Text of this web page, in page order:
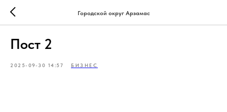
Городской округ Арзамас
Пост 2
2025-09-30 14:57 БИЗНЕС